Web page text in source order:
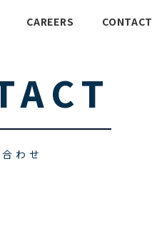
CAREERS CONTACT
わせ